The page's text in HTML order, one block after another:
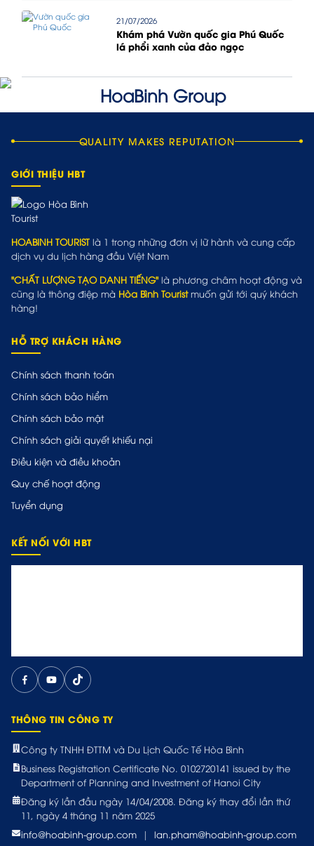
21/07/2026
Khám phá Vườn quốc gia Phú Quốc
lá phổi xanh của đảo ngọc
QUALITY MAKES REPUTATION
GIỚI THIỆU HBT
HOABINH TOURIST là 1 trong những đơn vị lữ hành và cung cấp
dịch vụ du lịch hàng đầu Việt Nam
"CHẤT LƯỢNG TẠO DANH TIẾNG" là phương châm hoạt động và
cũng là thông điệp mà Hòa Bình Touristmuốn gửi tới quý khách
hàng!
HỖ TRỢ KHÁCH HÀNG
Chính sách thanh toán
Chính sách bảo hiểm
Chính sách bảo mật
Chính sách giải quyết khiếu nại
Điều kiện và điều khoản
Quy chế hoạt động
Tuyển dụng
KẾT NỐI VỚI HBT
THÔNG TIN CÔNG TY
Công ty TNHH ĐTTM và Du Lịch Quốc Tế Hòa Bình
Business Registration Certificate No. 0102720141 issued by the
Department of Planning and Investment of Hanoi City
Đăng ký lần đầu ngày 14/04/2008. Đăng ký thay đổi lần thứ
11, ngày 4 tháng 11 năm 2025
info@hoabinh-group.com
|
lan.pham@hoabinh-group.com